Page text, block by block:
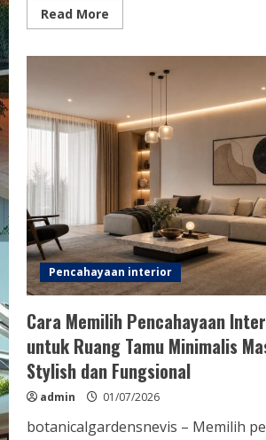
Read More
more
Interior
untuk
Rumah
Modern
Apartemen
Kecil
Pencahayaan interior
Cara Memilih Pencahayaan
untuk Ruang Tamu Minimalis
Stylish dan Fungsional
admin 01/07/2026
botanicalgardensnevis – Memilih